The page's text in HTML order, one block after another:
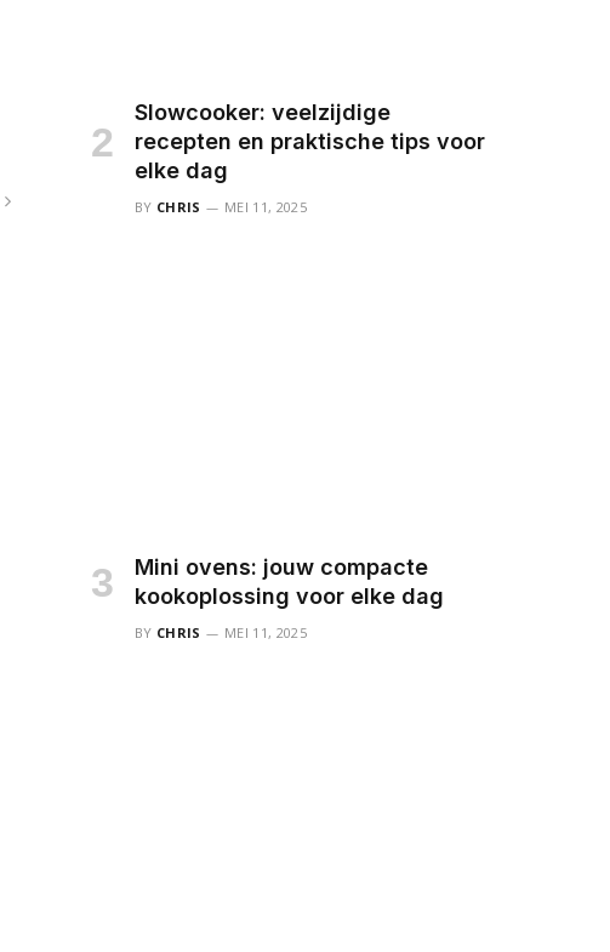
Slowcooker: veelzijdige
recepten en praktische tips voor
elke dag
BY CHRIS MEI 11, 2025
Mini ovens: jouw compacte
kookoplossing voor elke dag
BY CHRIS MEI 11, 2025